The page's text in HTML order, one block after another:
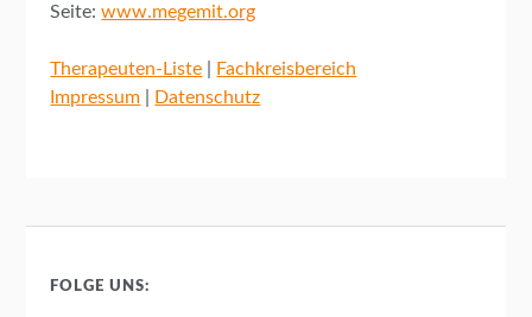
Seite:www.megemit.org
Therapeuten-Liste
Fachkreisbereich
Impressum
Datenschutz
FOLGE UNS: